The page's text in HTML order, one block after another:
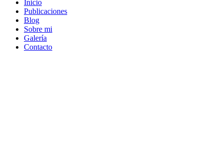
Inicio
Publicaciones
Blog
Sobre mi
Galería
Contacto